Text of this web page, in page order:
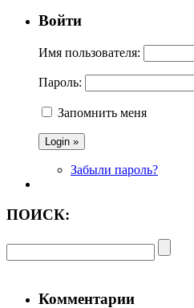
Войти
Имя пользователя:
Пароль:
Запомнить меня
Забыли пароль?
ПОИСК:
Комментарии